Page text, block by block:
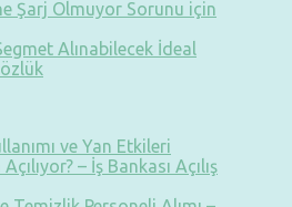
Şarj Olmuyor Sorunu için
Alınabilecek İdeal
ve Yan Etkileri
– İş Bankası Açılış